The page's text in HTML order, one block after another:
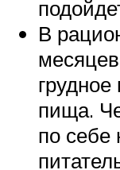
В
пища.
по себе